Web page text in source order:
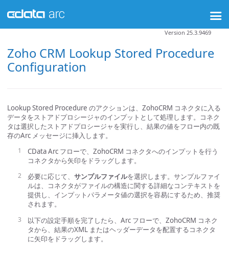
Zoho CRM Lookup Stored Procedure
Configuration
Version 25.3.9469
Lookup Stored Procedure のアクションは、ZohoCRM コネクタに入る
データをストアドプロシージャのインプットとして処理します。コネク
タは選択したストアドプロシージャを実行し、結果の値をフロー内の既
存のArc メッセージに挿入します。
CData Arc フローで、ZohoCRM コネクタへのインプットを行う
コネクタから矢印をドラッグします。
必要に応じて、 サンプルファイルを選択します。サンプルファイ
ルは、コネクタがファイルの構造に関する詳細なコンテキストを
提供し、インプットパラメータ値の選択を容易にするため、推奨
されます。
以下の設定手順を完了したら、Arc フローで、ZohoCRM コネク
タから、結果のXML またはヘッダーデータを配置するコネクタ
に矢印をドラッグします。